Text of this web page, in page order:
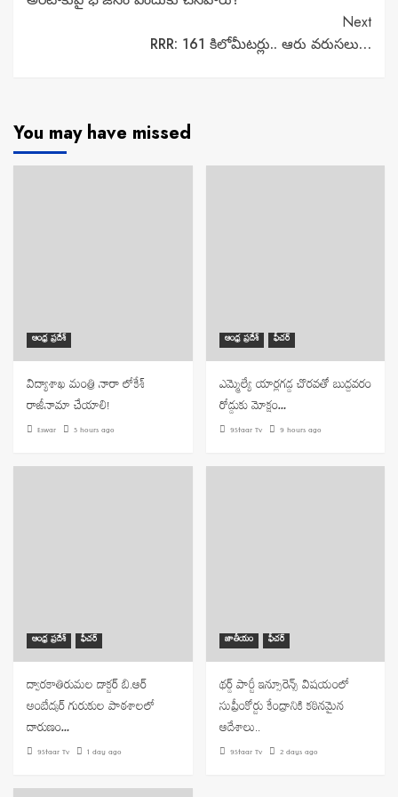
Reading
Next
RRR: 161 కిలోమీటర్లు.. ఆరు వరుసలు…
You may have missed
ఆంధ్ర ప్రదేశ్
విద్యాశాఖ మంత్రి నారా లోకేశ్
రాజీనామా చేయాలి!
Eswar 5 hours ago
ఆంధ్ర ప్రదేశ్ ఫీచర్
ఎమ్మెల్యే యార్లగడ్డ చొరవతో బుద్దవరం
రోడ్డుకు మోక్షం…
9Staar Tv 9 hours ago
ఆంధ్ర ప్రదేశ్ ఫీచర్
ద్వారకాతిరుమల డాక్టర్ బి.ఆర్
అంబేద్కర్ గురుకుల పాఠశాలలో
దారుణం…
9Staar Tv 1 day ago
జాతీయం ఫీచర్
థర్డ్ పార్టీ ఇన్సూరెన్స్ విషయంలో
సుప్రీంకోర్టు కేంద్రానికి కఠినమైన
ఆదేశాలు..
9Staar Tv 2 days ago